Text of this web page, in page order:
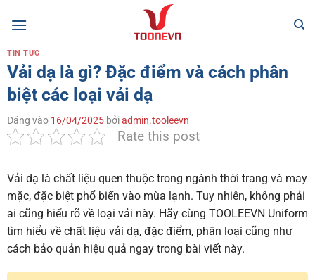
qua
dung
TIN TỨC
Vải dạ là gì? Đặc điểm và cách phân
biệt các loại vải dạ
Đăng vào 16/04/2025 bởiadmin.tooleevn
Rate this post
Vải dạ là chất liệu quen thuộc trong ngành thời trang và may
mặc, đặc biệt phổ biến vào mùa lạnh. Tuy nhiên, không phải
ai cũng hiểu rõ về loại vải này. Hãy cùng TOOLEEVN Uniform
tìm hiểu về chất liệu vải dạ, đặc điểm, phân loại cũng như
cách bảo quản hiệu quả ngay trong bài viết này.